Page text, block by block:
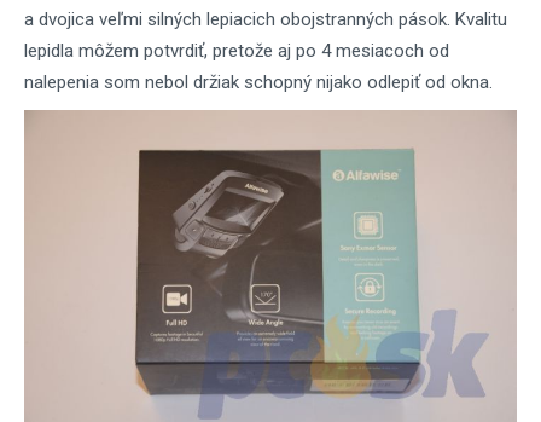
a dvojica veľmi silných lepiacich obojstranných pások. Kvalitu
lepidla môžem potvrdiť, pretože aj po 4 mesiacoch od
nalepenia som nebol držiak schopný nijako odlepiť od okna.